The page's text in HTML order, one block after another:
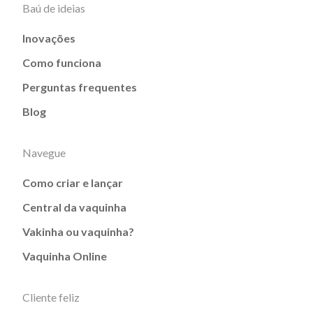
Baú de ideias
Inovações
Como funciona
Perguntas frequentes
Blog
Navegue
Como criar e lançar
Central da vaquinha
Vakinha ou vaquinha?
Vaquinha Online
Cliente feliz